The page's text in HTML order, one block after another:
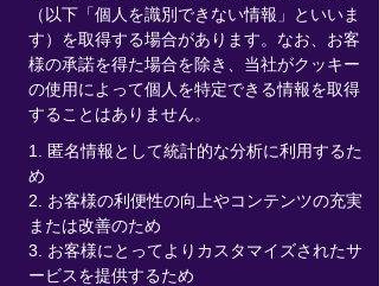
（以下「個人を識別できない情報」といいま
す）を取得する場合があります。なお、お客
様の承諾を得た場合を除き、当社がクッキー
の使用によって個人を特定できる情報を取得
することはありません。
1. 匿名情報として統計的な分析に利用するた
め
2. お客様の利便性の向上やコンテンツの充実
または改善のため
3. お客様にとってよりカスタマイズされたサ
ービスを提供するため